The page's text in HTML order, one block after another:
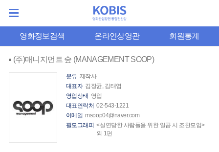
영화정보검색 온라인상영관 회원통계
(주)매니지먼트 숲 (MANAGEMENT SOOP)
분류 제작사
대표자 김장균, 김태엽
영업상태 영업
대표연락처 02-543-1221
이메일 msoop04@naver.com
필모그래피 <실연당한 사람들을 위한 일곱 시 조찬모임>
외 1편